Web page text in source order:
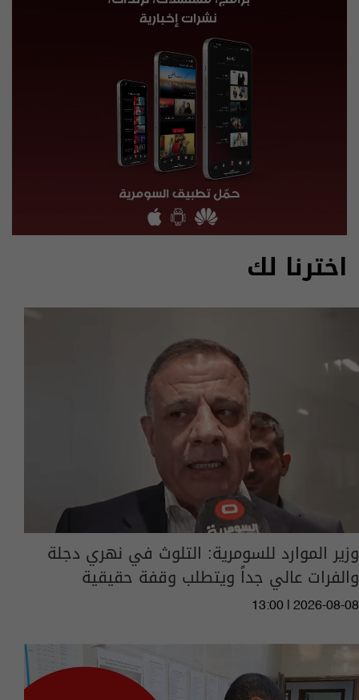
اخترنا لك
وزير الموارد للسومرية: التلوث في نهري دجلة
والفرات عالي جداً ويتطلب وقفة حقيقية
13:00 | 2026-08-08